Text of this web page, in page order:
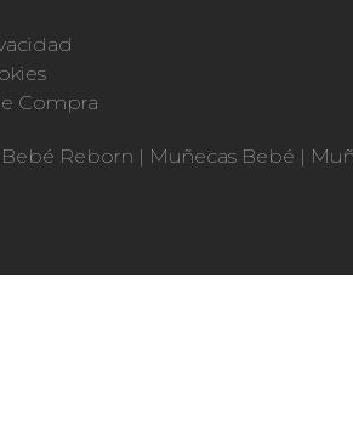
Compra
Bebé Reborn | Muñecas Bebé |